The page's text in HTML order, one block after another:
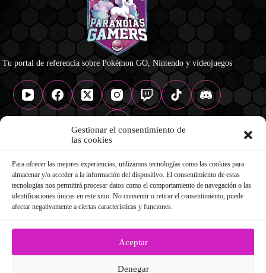
Gestionar el consentimiento de
las cookies
Para ofrecer las mejores experiencias, utilizamos tecnologías como las cookies para
almacenar y/o acceder a la información del dispositivo. El consentimiento de estas
tecnologías nos permitirá procesar datos como el comportamiento de navegación o las
identificaciones únicas en este sitio. No consentir o retirar el consentimiento, puede
afectar negativamente a ciertas características y funciones.
Aceptar
Denegar
Tu portal de referencia sobre Pokémon GO, Nintendo y videojuegos
NAVEGACIÓN
Pokémon GO
Nintendo
Videojuegos
Infografías
Contacto